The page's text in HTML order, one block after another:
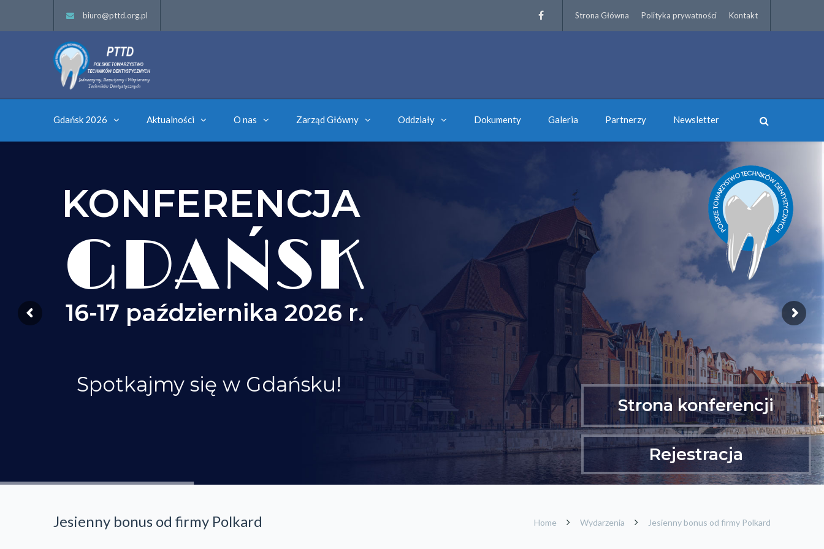
biuro@pttd.org.pl Strona Główna Polityka prywatności Kontakt
Gdańsk 2026 Aktualności O nas Zarząd Główny Oddziały Dokumenty Galeria Partnerzy Newsletter
KONFERENCJA
GDAŃSK
16-17 października 2026 r.
Spotkajmy się w Gdańsku!
Strona konferencji
Rejestracja
Jesienny bonus od firmy Polkard Home Wydarzenia Jesienny bonus od firmy Polkard